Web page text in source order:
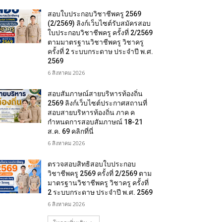
สอบใบประกอบวิชาชีพครู 2569
(2/2569) ลิงก์เว็บไซต์รับสมัครสอบ
ใบประกอบวิชาชีพครู ครั้งที่ 2/2569
ตามมาตรฐานวิชาชีพครู วิชาครู
ครั้งที่ 2 ระบบกระดาษ ประจำปี พ.ศ.
2569
6 สิงหาคม 2026
สอบสัมภาษณ์สายบริหารท้องถิ่น
2569 ลิงก์เว็บไซต์ประกาศสถานที่
สอบสายบริหารท้องถิ่น ภาค ค
กำหนดการสอบสัมภาษณ์ 18-21
ส.ค. 69 คลิกที่นี่
6 สิงหาคม 2026
ตรวจสอบสิทธิสอบใบประกอบ
วิชาชีพครู 2569 ครั้งที่ 2/2569 ตาม
มาตรฐานวิชาชีพครู วิชาครู ครั้งที่
2 ระบบกระดาษ ประจำปี พ.ศ. 2569
6 สิงหาคม 2026